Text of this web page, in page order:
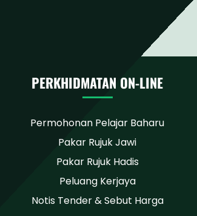
PERKHIDMATAN ON-LINE
Permohonan Pelajar Baharu
Pakar Rujuk Jawi
Pakar Rujuk Hadis
Peluang Kerjaya
Notis Tender & Sebut Harga